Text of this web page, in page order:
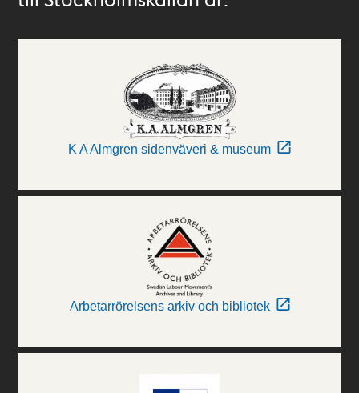
K A Almgren sidenväveri & museum
Arbetarrörelsens arkiv och bibliotek